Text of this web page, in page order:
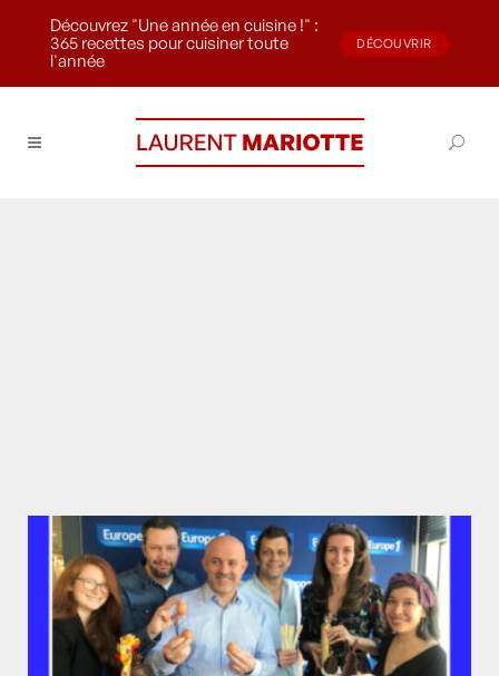
Découvrez "Une année en cuisine !" :
365 recettes pour cuisiner toute
l'année
DÉCOUVRIR